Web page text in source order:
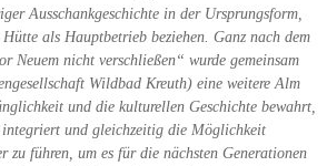
Ausschankgeschichte in der Ursprungsform,
als Hauptbetrieb beziehen. Ganz nach dem
Neuem nicht verschließen“ wurde gemeinsam
Wildbad Kreuth) eine weitere Alm
und die kulturellen Geschichte bewahrt,
integriert und gleichzeitig die Möglichkeit
zu führen, um es für die nächsten Generationen